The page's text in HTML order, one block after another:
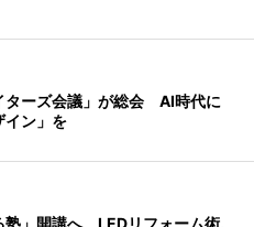
ターズ会議」が総会 AI時代に
イン」を
塾」開講へ LEDリフォーム術、